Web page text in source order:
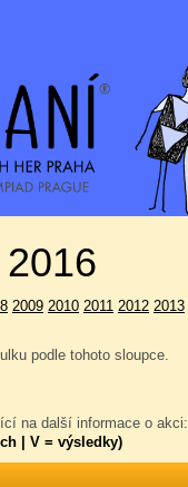
2009 2010 2011 2012 2013
podle tohoto sloupce.
na další informace o akci:
| V = výsledky)